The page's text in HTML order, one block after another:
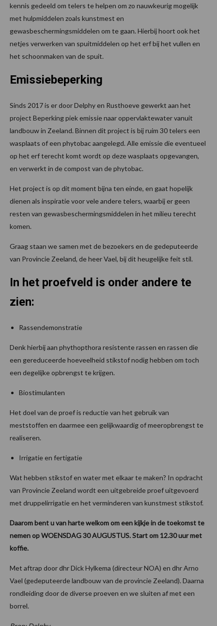
kennis gedeeld om telers te helpen om zo nauwkeurig mogelijk
met hulpmiddelen zoals kunstmest en
gewasbeschermingsmiddelen om te gaan. Hierbij hoort ook het
netjes verwerken van spuitmiddelen op het erf bij het vullen en
het schoonmaken van de spuit.
Emissiebeperking
Sinds 2017 is er door Delphy en Rusthoeve gewerkt aan het
project Beperking piek emissie naar oppervlaktewater vanuit
landbouw in Zeeland. Binnen dit project is bij ruim 30 telers een
wasplaats of een phytobac aangelegd. Alle emissie die eventueel
op het erf terecht komt wordt op deze wasplaats opgevangen,
en verwerkt in de compost van de phytobac.
Het project is op dit moment bijna ten einde, en gaat hopelijk
dienen als inspiratie voor vele andere telers, waarbij er geen
resten van gewasbeschermingsmiddelen in het milieu terecht
komen.
Graag staan we samen met de bezoekers en de gedeputeerde
van Provincie Zeeland, de heer Vael, bij dit heugelijke feit stil.
In het proefveld is onder andere te
zien:
Rassendemonstratie
Denk hierbij aan phythopthora resistente rassen en rassen die
een gereduceerde hoeveelheid stikstof nodig hebben om toch
een degelijke opbrengst te krijgen.
Biostimulanten
Het doel van de proef is reductie van het gebruik van
meststoffen en daarmee een gelijkwaardig of meeropbrengst te
realiseren.
Irrigatie en fertigatie
Wat hebben stikstof en water met elkaar te maken? In opdracht
van Provincie Zeeland wordt een uitgebreide proef uitgevoerd
met druppelirrigatie en het verminderen van kunstmest stikstof.
Daarom bent u van harte welkom om een kijkje in de toekomst te
nemen op WOENSDAG 30 AUGUSTUS. Start om 12.30 uur met
koffie.
Met aftrap door dhr Dick Hylkema (directeur NOA) en dhr Arno
Vael (gedeputeerde landbouw van de provincie Zeeland). Daarna
rondleiding door de diverse proeven en we sluiten af met een
borrel.